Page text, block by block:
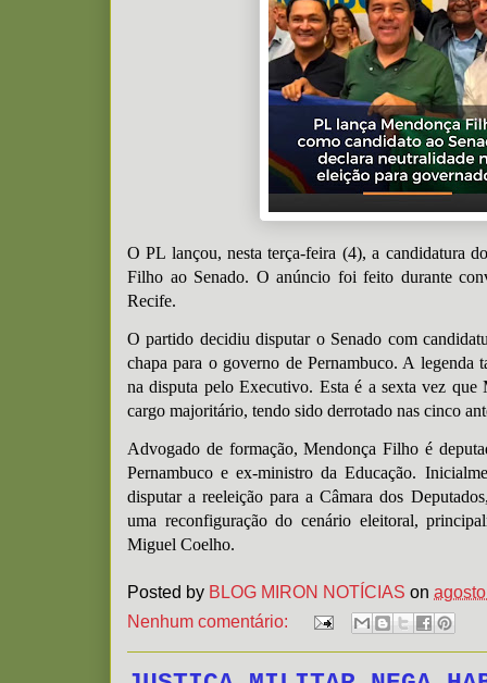
O PL lançou, nesta terça-feira (4), a candidatura
Filho ao Senado. O anúncio foi feito durante
Recife.
O partido decidiu disputar o Senado com
chapa para o governo de Pernambuco. A legenda
na disputa pelo Executivo. Esta é a sexta vez que
cargo majoritário, tendo sido derrotado nas cinco
Advogado de formação, Mendonça Filho é
Pernambuco e ex-ministro da Educação.
disputar a reeleição para a Câmara dos
uma reconfiguração do cenário eleitoral,
Miguel Coelho.
Posted by BLOG MIRON NOTÍCIAS on
Nenhum comentário: